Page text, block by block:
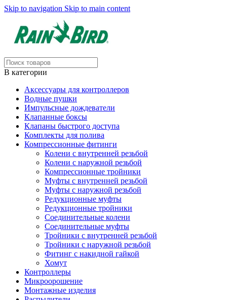
Skip to navigation Skip to main content
В категории
Аксессуары для контроллеров
Водные пушки
Импульсные дождеватели
Клапанные боксы
Клапаны быстрого доступа
Комплекты для полива
Компрессионные фитинги
Колени с внутренней резьбой
Колени с наружной резьбой
Компрессионные тройники
Муфты с внутренней резьбой
Муфты с наружной резьбой
Редукционные муфты
Редукционные тройники
Соединительные колени
Соединительные муфты
Тройники с внутренней резьбой
Тройники с наружной резьбой
Фитинг с накидной гайкой
Хомут
Контроллеры
Микроорошение
Монтажные изделия